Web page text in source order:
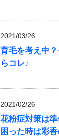
2021/03/26
育毛を考え中
らコレ♪
2021/02/26
花粉症対策は準
困った時は彩